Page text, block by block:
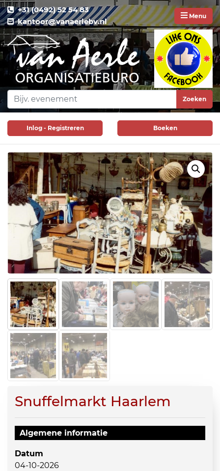
+31 (0492) 52 54 83
kantoor@vanaerlebv.nl
Menu
Zoeken
Inlog - Registreren Boeken
Snuffelmarkt Haarlem
Algemene informatie
Datum
04-10-2026